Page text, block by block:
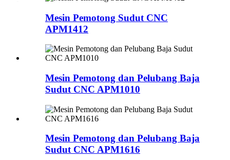
Mesin Pemotong Sudut CNC
APM1412
Mesin Pemotong dan Pelubang Baja
Sudut CNC APM1010
Mesin Pemotong dan Pelubang Baja
Sudut CNC APM1616